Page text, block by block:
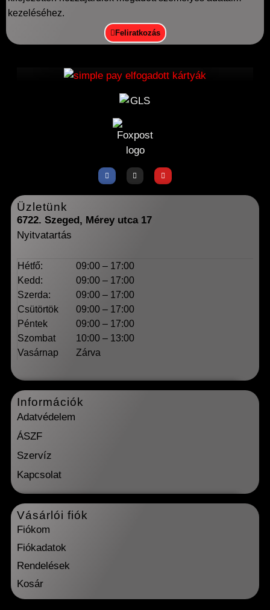
Üzletünk
6722. Szeged, Mérey utca 17
Nyitvatartás
Hétfő:
09:00 – 17:00
Kedd:
09:00 – 17:00
Szerda:
09:00 – 17:00
Csütörtök
09:00 – 17:00
Péntek
09:00 – 17:00
Szombat
10:00 – 13:00
Vasárnap
Zárva
Információk
Adatvédelem
ÁSZF
Szervíz
Kapcsolat
Vásárlói fiók
Fiókom
Fiókadatok
Rendelések
Kosár
kezeléséhez.
Feliratkozás